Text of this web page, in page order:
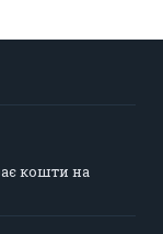
кошти на